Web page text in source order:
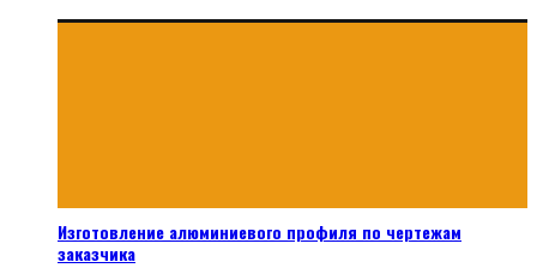
Изготовление алюминиевого профиля по чертежам
заказчика